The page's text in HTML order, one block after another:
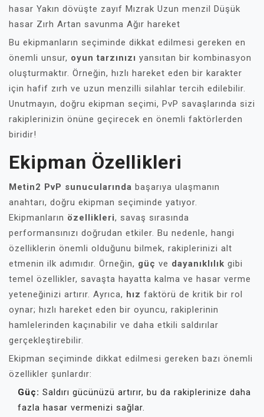
hasar Yakın dövüşte zayıf Mızrak Uzun menzil Düşük
hasar Zırh Artan savunma Ağır hareket
Bu ekipmanların seçiminde dikkat edilmesi gereken en
önemli unsur, oyun tarzınızı yansıtan bir kombinasyon
oluşturmaktır. Örneğin, hızlı hareket eden bir karakter
için hafif zırh ve uzun menzilli silahlar tercih edilebilir.
Unutmayın, doğru ekipman seçimi, PvP savaşlarında sizi
rakiplerinizin önüne geçirecek en önemli faktörlerden
biridir!
Ekipman Özellikleri
Metin2 PvP sunucularında başarıya ulaşmanın
anahtarı, doğru ekipman seçiminde yatıyor.
Ekipmanların özellikleri, savaş sırasında
performansınızı doğrudan etkiler. Bu nedenle, hangi
özelliklerin önemli olduğunu bilmek, rakiplerinizi alt
etmenin ilk adımıdır. Örneğin, güç ve dayanıklılık gibi
temel özellikler, savaşta hayatta kalma ve hasar verme
yeteneğinizi artırır. Ayrıca, hız faktörü de kritik bir rol
oynar; hızlı hareket eden bir oyuncu, rakiplerinin
hamlelerinden kaçınabilir ve daha etkili saldırılar
gerçekleştirebilir.
Ekipman seçiminde dikkat edilmesi gereken bazı önemli
özellikler şunlardır:
Güç: Saldırı gücünüzü artırır, bu da rakiplerinize daha
fazla hasar vermenizi sağlar.